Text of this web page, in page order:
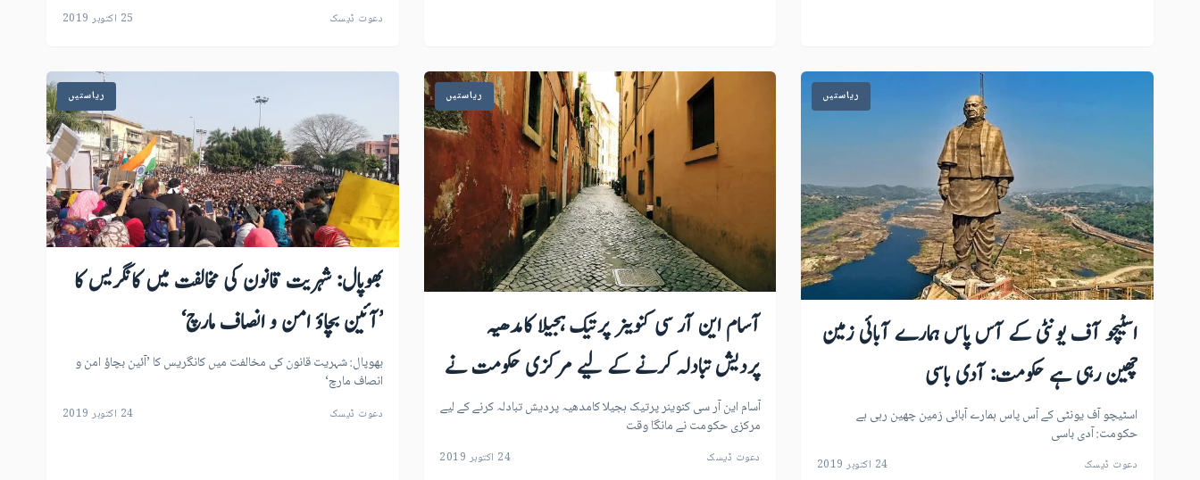
دعوت ڈیسک 25 اکتوبر 2019
ریاستیں
اسٹیچو آف یونٹی کے آس پاس ہمارے آبائی زمین
چھین رہی ہے حکومت: آدی باسی
اسٹیچو آف یونٹی کے آس پاس ہمارے آبائی زمین چھین رہی ہے
حکومت: آدی باسی
دعوت ڈیسک 24 اکتوبر 2019
ریاستیں
آسام این آر سی کنوینر پرتیک ہجیلا کامدھیہ
پردیش تبادلہ کرنے کے لیے مرکزی حکومت نے
مانگا وقت
آسام این آر سی کنوینر پرتیک ہجیلا کامدھیہ پردیش تبادلہ کرنے کے لیے
مرکزی حکومت نے مانگا وقت
دعوت ڈیسک 24 اکتوبر 2019
ریاستیں
بھوپال: شہریت قانون کی مخالفت میں کانگریس کا
’آئین بچاؤ امن و انصاف مارچ‘
بھوپال: شہریت قانون کی مخالفت میں کانگریس کا ’آئین بچاؤ امن و
انصاف مارچ‘
دعوت ڈیسک 24 اکتوبر 2019